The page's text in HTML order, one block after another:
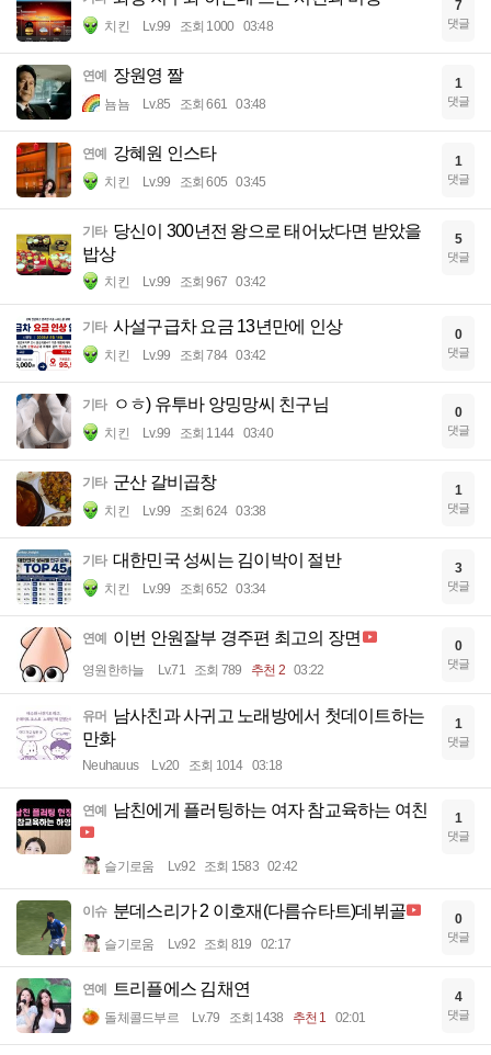
치킨 Lv.99 조회 1000 03:48
7
댓글
연예 장원영 짤
뇸뇸 Lv.85 조회 661 03:48
1
댓글
연예 강혜원 인스타
치킨 Lv.99 조회 605 03:45
1
댓글
기타 당신이 300년전 왕으로 태어났다면 받았을
밥상
치킨 Lv.99 조회 967 03:42
5
댓글
기타 사설구급차 요금 13년만에 인상
치킨 Lv.99 조회 784 03:42
0
댓글
기타 ㅇㅎ) 유투바 앙밍망씨 친구님
치킨 Lv.99 조회 1144 03:40
0
댓글
기타 군산 갈비곱창
치킨 Lv.99 조회 624 03:38
1
댓글
기타 대한민국 성씨는 김이박이 절반
치킨 Lv.99 조회 652 03:34
3
댓글
연예 이번 안원잘부 경주편 최고의 장면
영원한하늘 Lv.71 조회 789 추천 2 03:22
0
댓글
유머 남사친과 사귀고 노래방에서 첫데이트하는
만화
Neuhauus Lv.20 조회 1014 03:18
1
댓글
연예 남친에게 플러팅하는 여자 참교육하는 여친
슬기로움 Lv.92 조회 1583 02:42
1
댓글
이슈 분데스리가 2 이호재(다름슈타트)데뷔골
슬기로움 Lv.92 조회 819 02:17
0
댓글
연예 트리플에스 김채연
돌체콜드부르 Lv.79 조회 1438 추천 1 02:01
4
댓글